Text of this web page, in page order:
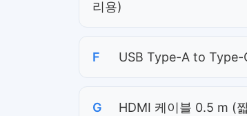
리용)
F USB Type-A to Type-
G HDMI 케이블 0.5 m (